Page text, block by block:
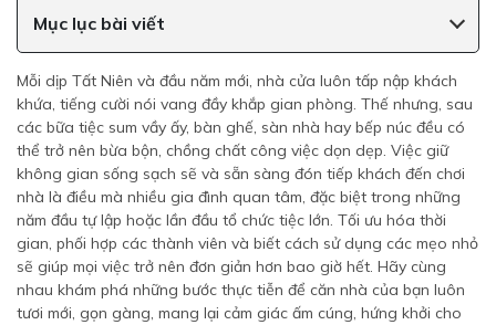
Mục lục bài viết
Mỗi dịp Tất Niên và đầu năm mới, nhà cửa luôn tấp nập khách
khứa, tiếng cười nói vang đầy khắp gian phòng. Thế nhưng, sau
các bữa tiệc sum vầy ấy, bàn ghế, sàn nhà hay bếp núc đều có
thể trở nên bừa bộn, chồng chất công việc dọn dẹp. Việc giữ
không gian sống sạch sẽ và sẵn sàng đón tiếp khách đến chơi
nhà là điều mà nhiều gia đình quan tâm, đặc biệt trong những
năm đầu tự lập hoặc lần đầu tổ chức tiệc lớn. Tối ưu hóa thời
gian, phối hợp các thành viên và biết cách sử dụng các mẹo nhỏ
sẽ giúp mọi việc trở nên đơn giản hơn bao giờ hết. Hãy cùng
nhau khám phá những bước thực tiễn để căn nhà của bạn luôn
tươi mới, gọn gàng, mang lại cảm giác ấm cúng, hứng khởi cho